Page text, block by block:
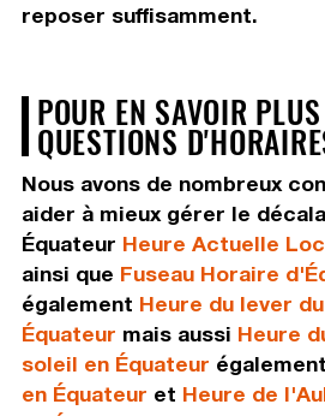
reposer suffisamment.
POUR EN SAVOIR
QUESTIONS
Nous avons de nombreux
aider à mieux gérer le
Équateur Heure Actuelle
ainsi que Fuseau Horaire
également Heure du lever
Équateur mais aussi Heure
soleil en Équateur également
en Équateur et Heure de